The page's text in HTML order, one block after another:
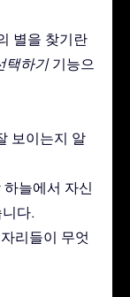
별을 찾기란
택하기기능으
보이는지 알
늘에서 자신
다.
리들이 무엇